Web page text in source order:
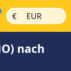
€ | EUR |
nach